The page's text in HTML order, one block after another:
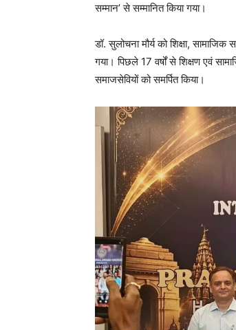
सम्मान’ से सम्मानित किया गया।
डॉ. सुलोचना मौर्य को शिक्षा,
गया। पिछले 17 वर्षों से शिक्षण एवं
समाजसेवियों को समर्पित किया।